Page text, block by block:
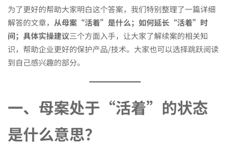
复
中
易
为了更好的帮助大家明白这个答案，我们特别整理了一篇详细
解答的文章， 从母案“活着”是什么；如何延长“活着”时
间；具体实操建议三个方面入手，让大家了解续案的相关知
识，帮助企业更好的保护产品/技术。大家也可以选择跳跃阅读
到自己感兴趣的部分。
一、母案处于“活着”的状态
是什么意思？